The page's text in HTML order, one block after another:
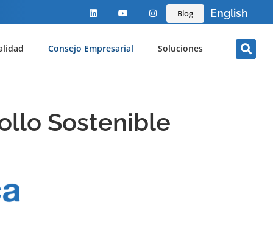
Blog English
Consejo Empresarial Soluciones
Sostenible